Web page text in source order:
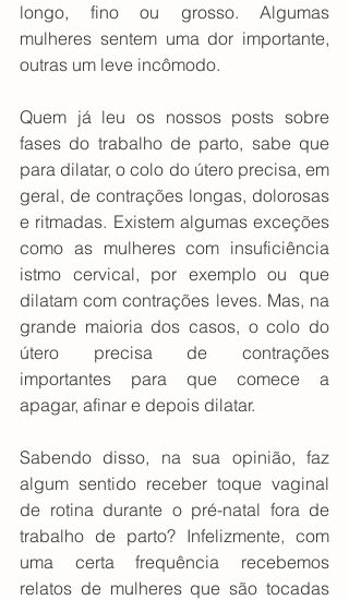
longo, fino ou grosso. Algumas
mulheres sentem uma dor importante,
outras um leve incômodo.
Quem já leu os nossos posts sobre
fases do trabalho de parto, sabe que
para dilatar, o colo do útero precisa, em
geral, de contrações longas, dolorosas
e ritmadas. Existem algumas exceções
como as mulheres com insuficiência
istmo cervical, por exemplo ou que
dilatam com contrações leves. Mas, na
grande maioria dos casos, o colo do
útero precisa de contrações
importantes para que comece a
apagar, afinar e depois dilatar.
Sabendo disso, na sua opinião, faz
algum sentido receber toque vaginal
de rotina durante o pré-natal fora de
trabalho de parto? Infelizmente, com
uma certa frequência recebemos
relatos de mulheres que são tocadas